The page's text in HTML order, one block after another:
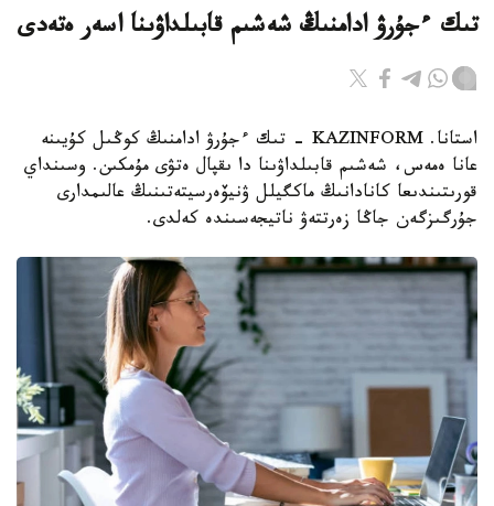
تىك ءجۇرۋ ادامنىڭ شەشىم قابىلداۋىنا اسەر ەتەدى
استانا. KAZINFORM - تىك ءجۇرۋ ادامنىڭ كوڭىل كۇيىنە
عانا ەمەس، شەشىم قابىلداۋىنا دا ىقپال ەتۋى مۇمكىن. وسىنداي
قورىتىندىعا كانادانىڭ ماكگيلل ۋنيۆەرسيتەتىنىڭ عالىمدارى
جۇرگىزگەن جاڭا زەرتتەۋ ناتيجەسىندە كەلدى.